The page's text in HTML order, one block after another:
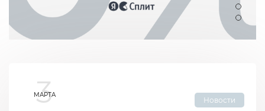
3
МАРТА
Новости